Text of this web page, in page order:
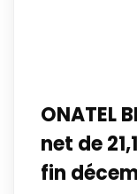
ONATEL
net de
fin